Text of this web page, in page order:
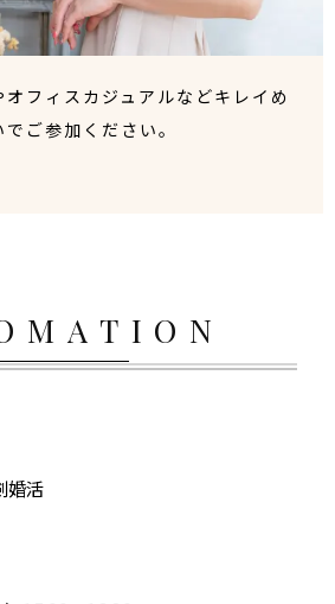
フィスカジュアルなどキレイめ
でご参加ください。
婚活